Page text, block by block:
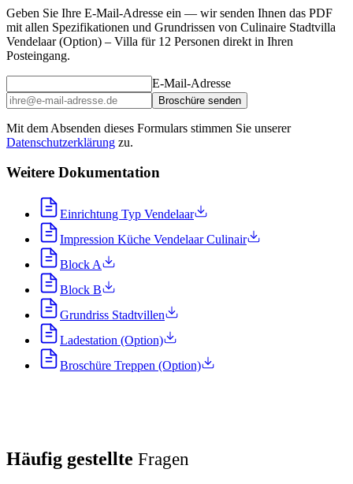
Geben Sie Ihre E-Mail-Adresse ein — wir senden Ihnen das PDF
mit allen Spezifikationen und Grundrissen von Culinaire Stadtvilla
Vendelaar (Option) – Villa für 12 Personen direkt in Ihren
Posteingang.
E-Mail-Adresse
Broschüre senden
Mit dem Absenden dieses Formulars stimmen Sie unserer
Datenschutzerklärung zu.
Weitere Dokumentation
Einrichtung Typ Vendelaar
Impression Küche Vendelaar Culinair
Block A
Block B
Grundriss Stadtvillen
Ladestation (Option)
Broschüre Treppen (Option)
Häufig gestellte Fragen